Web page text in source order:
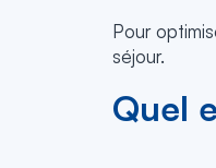
Pour
séjour.
Quel